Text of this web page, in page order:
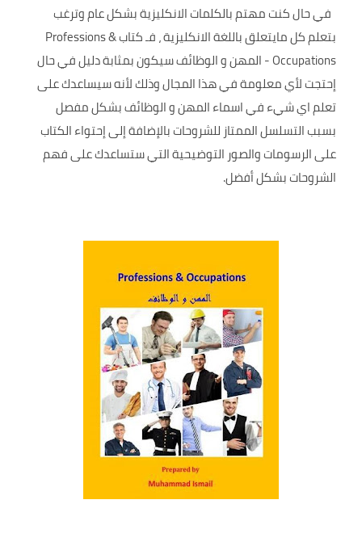
في حال كنت مهتم بالكلمات الانكليزية بشكل عام وترغب
بتعلم كل مايتعلق باللغة الانكليزية ، فـ كتاب Professions &
Occupations - المهن و الوظائف سيكون بمثابة دليل في حال
إحتجت لأي معلومة في هذا المجال وذلك لأنه سيساعدك على
تعلم اي شيء في اسماء المهن و الوظائف بشكل مفصل
بسبب التسلسل الممتاز للشروحات بالإضافة إلى إحتواء الكتاب
على الرسومات والصور التوضيحية التي ستساعدك على فهم
الشروحات بشكل أفضل.